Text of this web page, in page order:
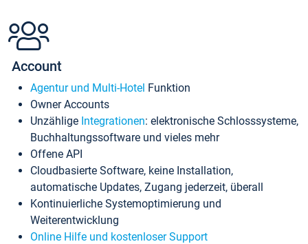
Account
Agentur und Multi-Hotel Funktion
Owner Accounts
Unzählige Integrationen: elektronische Schlosssysteme,
Buchhaltungssoftware und vieles mehr
Offene API
Cloudbasierte Software, keine Installation,
automatische Updates, Zugang jederzeit, überall
Kontinuierliche Systemoptimierung und
Weiterentwicklung
Online Hilfe und kostenloser Support